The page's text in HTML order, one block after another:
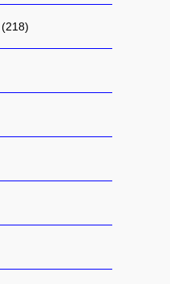
(218)